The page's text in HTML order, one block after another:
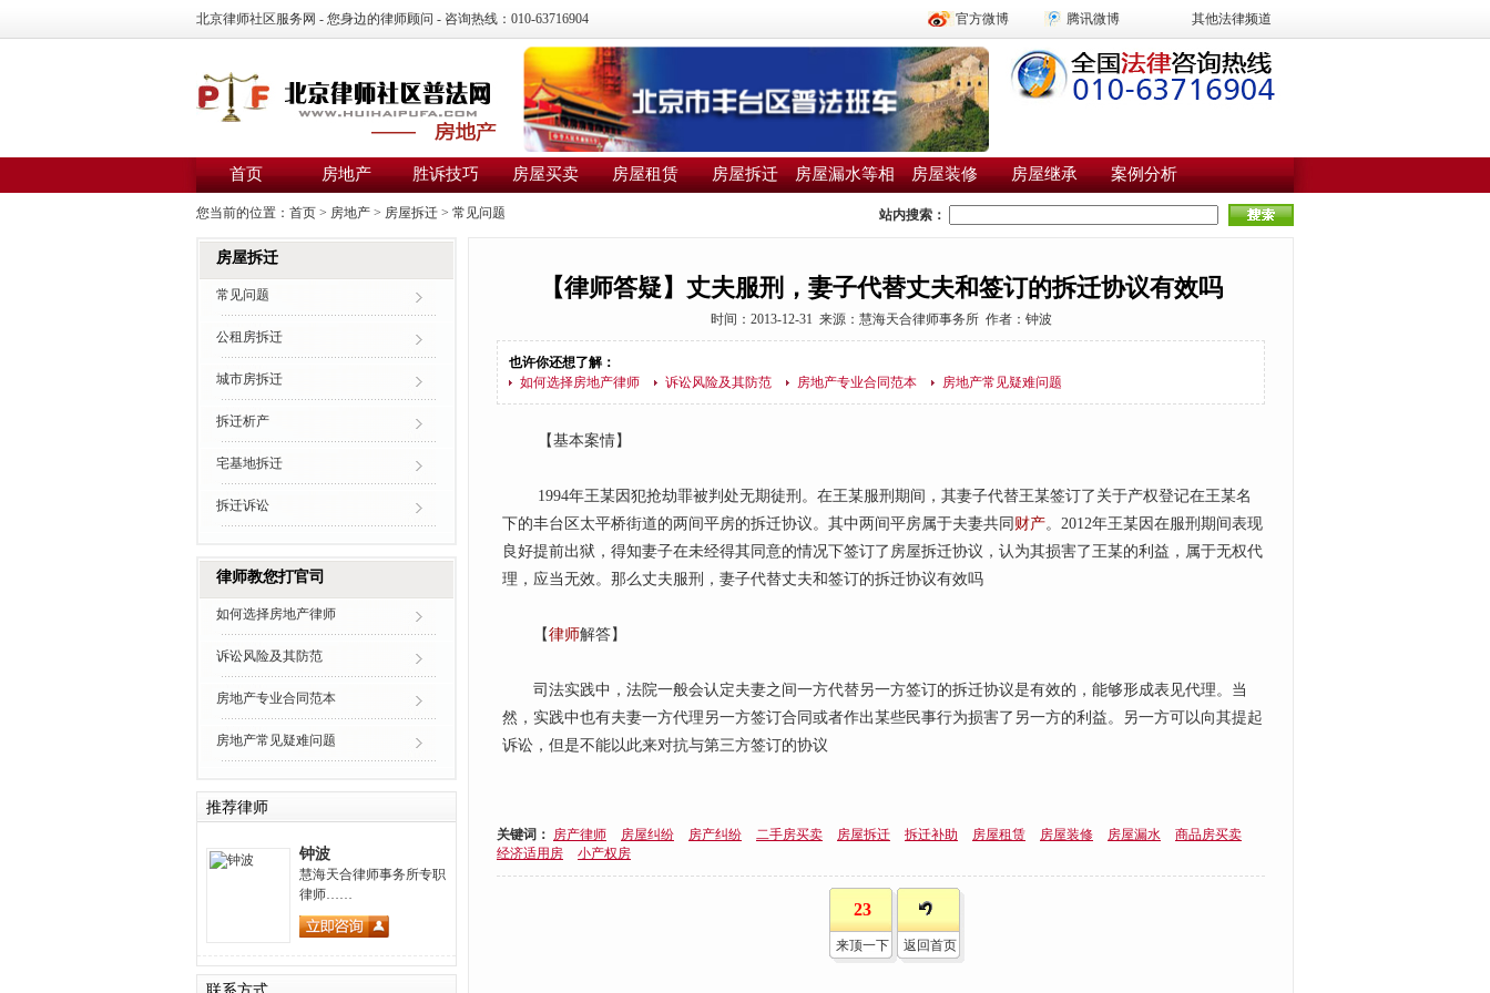
北京律师社区服务网 - 您身边的律师顾问 - 咨询热线：010-63716904 官方微博 腾讯微博 其他法律频道
首页 房地产 胜诉技巧 房屋买卖 房屋租赁 房屋拆迁 房屋漏水等相 房屋装修 房屋继承 案例分析
您当前的位置： 首页 > 房地产 > 房屋拆迁 > 常见问题 站内搜索：
【律师答疑】丈夫服刑，妻子代替丈夫和签订的拆迁协议有效吗
时间：2013-12-31 来源： 慧海天合律师事务所作者：钟波
也许你还想了解：
如何选择房地产律师
诉讼风险及其防范 房地产专业合同范本 房地产常见疑难问题
【基本案情】
1994年王某因犯抢劫罪被判处无期徒刑。在王某服刑期间，其妻子代替王某签订了关于产权登记在王某名
下的丰台区太平桥街道的两间平房的拆迁协议。其中两间平房属于夫妻共同 财产。2012年王某因在服刑期间表现
良好提前出狱，得知妻子在未经得其同意的情况下签订了房屋拆迁协议，认为其损害了王某的利益，属于无权代
理，应当无效。那么丈夫服刑，妻子代替丈夫和签订的拆迁协议有效吗
【律师解答】
司法实践中，法院一般会认定夫妻之间一方代替另一方签订的拆迁协议是有效的，能够形成表见代理。当
然，实践中也有夫妻一方代理另一方签订合同或者作出某些民事行为损害了另一方的利益。另一方可以向其提起
诉讼，但是不能以此来对抗与第三方签订的协议
关键词： 房产律师 房屋纠纷 房产纠纷 二手房买卖 房屋拆迁 拆迁补助 房屋租赁 房屋装修 房屋漏水
商品房买卖
经济适用房
小产权房
23
来顶一下 返回首页
房屋拆迁
常见问题
公租房拆迁
城市房拆迁
拆迁析产
宅基地拆迁
拆迁诉讼
律师教您打官司
如何选择房地产律师
诉讼风险及其防范
房地产专业合同范本
房地产常见疑难问题
推荐律师
钟波
慧海天合律师事务所专职
律师……